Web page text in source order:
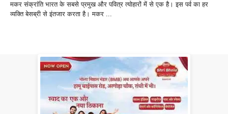
मकर संक्रांति भारत के सबसे प्रमुख और पवित्र त्योहारों में से एक है। इस पर्व का हर
व्यक्ति बेसब्री से इंतजार करता है। मकर ...